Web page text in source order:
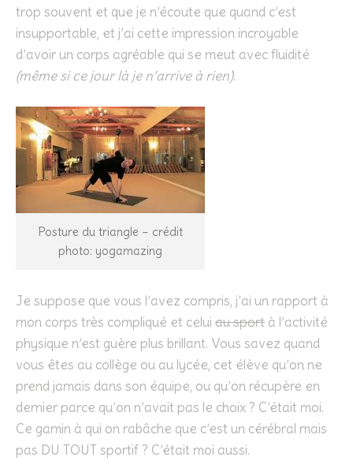
trop souvent et que je n’écoute que quand c’est
insupportable, et j’ai cette impression incroyable
d’avoir un corps agréable qui se meut avec fluidité
(même si ce jour là je n’arrive à rien).
Posture du triangle – crédit
photo: yogamazing
Je suppose que vous l’avez compris, j’ai un rapport à
mon corps très compliqué et celui au sport à l’activité
physique n’est guère plus brillant. Vous savez quand
vous êtes au collège ou au lycée, cet élève qu’on ne
prend jamais dans son équipe, ou qu’on récupère en
dernier parce qu’on n’avait pas le choix ? C’était moi.
Ce gamin à qui on rabâche que c’est un cérébral mais
pas DU TOUT sportif ? C’était moi aussi.